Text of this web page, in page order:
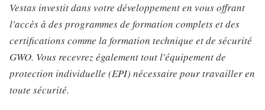
Vestas investit dans votre développement en vous offrant
l'accès à des programmes de formation complets et des
certifications comme la formation technique et de sécurité
GWO. Vous recevrez également tout l'équipement de
protection individuelle (EPI) nécessaire pour travailler en
toute sécurité.